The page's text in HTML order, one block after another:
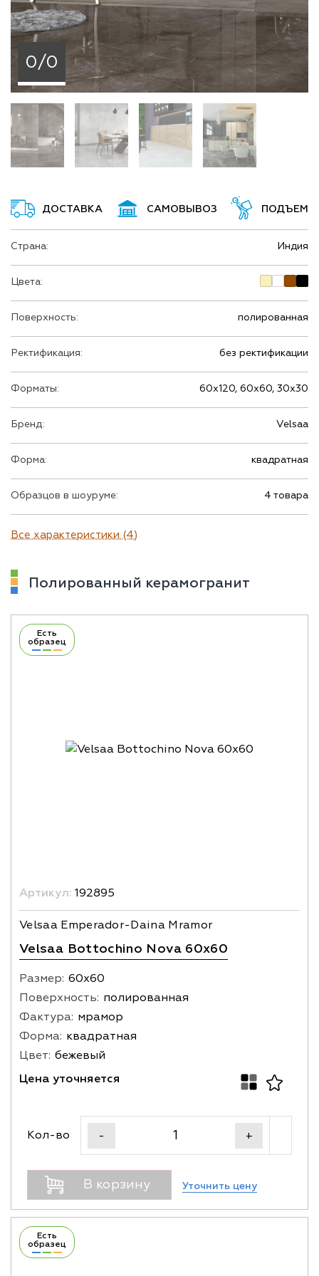
0/0
ДОСТАВКА САМОВЫВОЗ ПОДЪЕМ
Страна: Индия
Цвета:
Поверхность: полированная
Ректификация: без ректификации
Форматы: 60х120, 60х60, 30х30
Бренд: Velsaa
Форма: квадратная
Образцов в шоуруме: 4 товара
Все характеристики (4)
Полированный керамогранит
Есть
образец
Артикул: 192895
Velsaa Emperador-Daina Mramor
Velsaa Bottochino Nova 60x60
Размер: 60х60
Поверхность: полированная
Фактура: мрамор
Форма: квадратная
Цвет: бежевый
Цена уточняется
Кол-во - +
В корзину Уточнить цену
Есть
образец